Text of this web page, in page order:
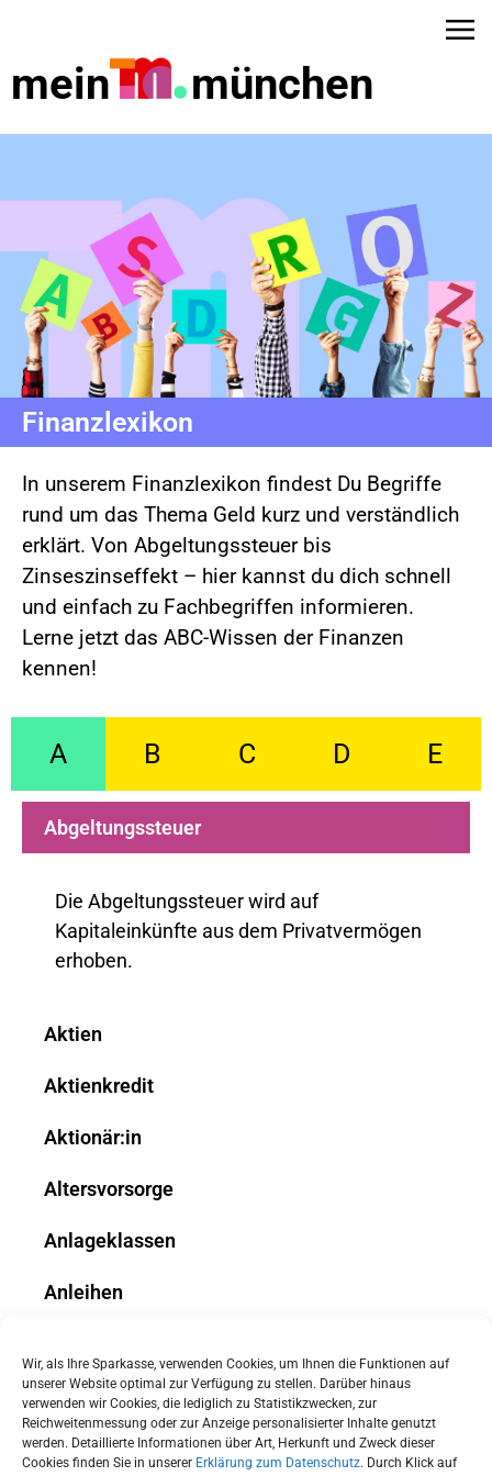
Wir, als Ihre Sparkasse, verwenden Cookies, um Ihnen die Funktionen auf
unserer Website optimal zur Verfügung zu stellen. Darüber hinaus
verwenden wir Cookies, die lediglich zu Statistikzwecken, zur
Reichweitenmessung oder zur Anzeige personalisierter Inhalte genutzt
werden. Detaillierte Informationen über Art, Herkunft und Zweck dieser
Cookies finden Sie in unserer Erklärung zum Datenschutz. Durch Klick auf
mein münchen
Finanzlexikon
In unserem Finanzlexikon findest Du Begriffe
rund um das Thema Geld kurz und verständlich
erklärt. Von Abgeltungssteuer bis
Zinseszinseffekt – hier kannst du dich schnell
und einfach zu Fachbegriffen informieren.
Lerne jetzt das ABC-Wissen der Finanzen
kennen!
A B C D E
Abgeltungssteuer
Die Abgeltungssteuer wird auf
Kapitaleinkünfte aus dem Privatvermögen
erhoben.
Aktien
Aktienkredit
Aktionär:in
Altersvorsorge
Anlageklassen
Anleihen
Arbeitszeitgesetz
Arbeitszeitguthaben